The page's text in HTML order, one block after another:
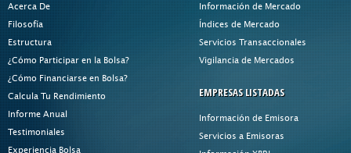
Acerca De
Filosofía
Estructura
¿Cómo Participar en la Bolsa?
¿Cómo Financiarse en Bolsa?
Calcula Tu Rendimiento
Informe Anual
Testimoniales
Experiencia Bolsa
Información de Mercado
Índices de Mercado
Servicios Transaccionales
Vigilancia de Mercados
EMPRESAS LISTADAS
Información de Emisora
Servicios a Emisoras